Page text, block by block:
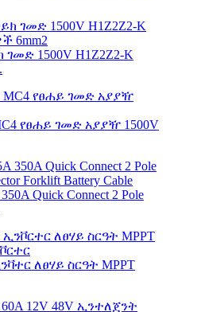
1500V H1Z2Z2-K
የፀሐይ ገመድ አያያዥ 1500V
Quick Connect 2 Pole
ለፀሃይ ስርዓት MPPT